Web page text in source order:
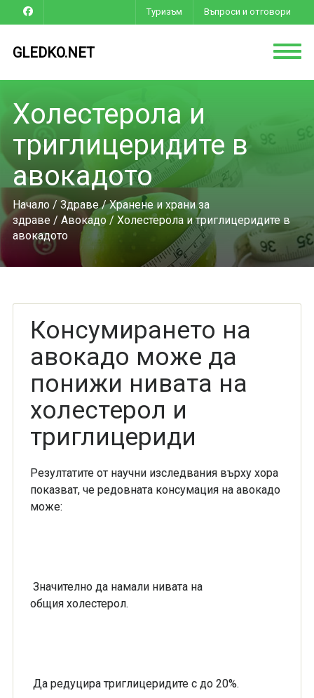
Туризъм Въпроси и отговори
GLEDKO.NET
Холестерола и
триглицеридите в
авокадото
Начало/ Здраве/Хранене и храни за
здраве/ Авокадо/ Холестерола и триглицеридите в
авокадото
Консумирането на
авокадо може да
понижи нивата на
холестерол и
триглицериди
Резултатите от научни изследвания върху хора
показват, че редовната консумация на авокадо
може:
Значително да намали нивата на
общия холестерол.
Да редуцира триглицеридите с до 20%.